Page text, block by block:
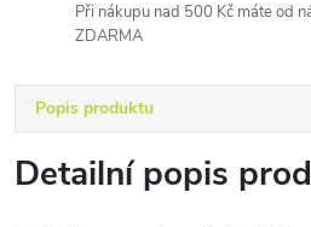
Při nákupu nad 500 Kč máte od
ZDARMA
Popis produktu
Detailní popis